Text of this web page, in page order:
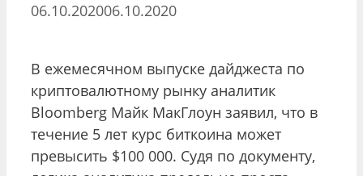
06.10.202006.10.2020
В ежемесячном выпуске дайджеста по
криптовалютному рынку аналитик
Bloomberg Майк МакГлоун заявил, что в
течение 5 лет курс биткоина может
превысить $100 000. Судя по документу,